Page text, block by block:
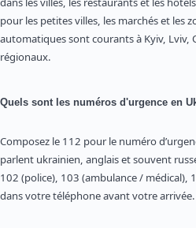
pour les petites villes, les marchés et les
automatiques sont courants à Kyiv, Lviv,
régionaux.
Quels sont les numéros d'urgence en
Composez le 112 pour le numéro
parlent ukrainien, anglais et souvent
102 (police), 103 (ambulance / médical),
dans votre téléphone avant votre arrivée.